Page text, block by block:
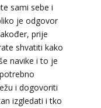
sami sebe i
je odgovor
prije
shvatiti kako
navike i to je
i dogovoriti
izgledati i tko